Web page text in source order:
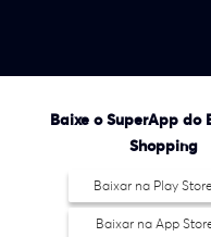
Baixe o SuperApp do
Shopping
Baixar na Play Store
Baixar na App